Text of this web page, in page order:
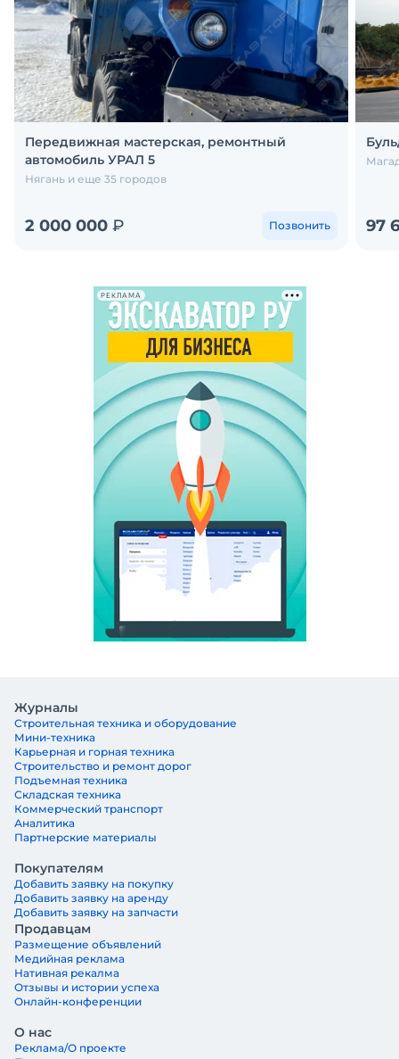
Передвижная мастерская, ремонтный
автомобиль УРАЛ 5
Нягань и еще 35 городов
2 000 000 ₽ Позвонить 97
РЕКЛАМА
Журналы
Строительная техника и оборудование
Мини-техника
Карьерная и горная техника
Строительство и ремонт дорог
Подъемная техника
Складская техника
Коммерческий транспорт
Аналитика
Партнерские материалы
Покупателям
Добавить заявку на покупку
Добавить заявку на аренду
Добавить заявку на запчасти
Продавцам
Размещение объявлений
Медийная реклама
Нативная рекалма
Отзывы и истории успеха
Онлайн-конференции
О нас
Реклама/О проекте